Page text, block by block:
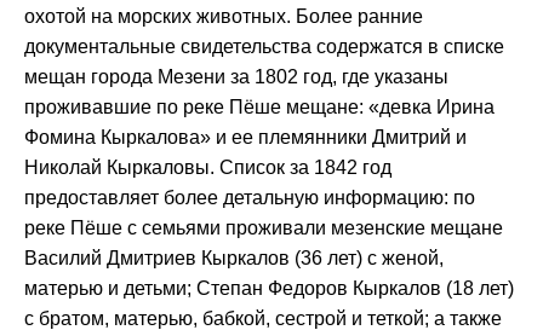
охотой на морских животных. Более ранние
документальные свидетельства содержатся в списке
мещан города Мезени за 1802 год, где указаны
проживавшие по реке Пёше мещане: «девка Ирина
Фомина Кыркалова» и ее племянники Дмитрий и
Николай Кыркаловы. Список за 1842 год
предоставляет более детальную информацию: по
реке Пёше с семьями проживали мезенские мещане
Василий Дмитриев Кыркалов (36 лет) с женой,
матерью и детьми; Степан Федоров Кыркалов (18 лет)
с братом, матерью, бабкой, сестрой и теткой; а также